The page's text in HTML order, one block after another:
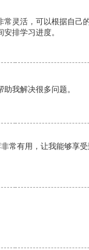
常灵活，可以根据自己
排学习进度。
我解决很多问题。
常有用，让我能够享